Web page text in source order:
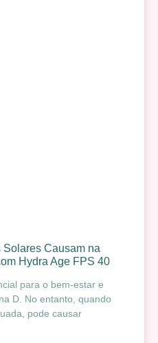
Causam na
Hydra Age FPS 40
para o bem-estar e
D. No entanto, quando
pode causar